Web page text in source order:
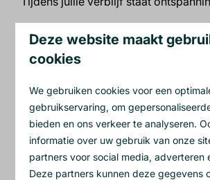
middag samen is het heerlijk om te
huisje met sauna en jacuzzi
samen ontspannen.
De combinatie van natuur, rust en
een verblijf bij Drents Genieten
ontspannen vriendinnenweekend.
Deze website maakt
cookies
We gebruiken cookies voor een
gebruikservaring, om
bieden en ons verkeer te analyseren.
informatie over uw gebruik van onze
partners voor social media, adverteren
Deze partners kunnen deze gegevens